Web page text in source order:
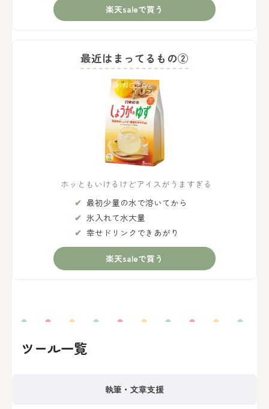
楽天saleで買う
最近はまってるもの②
ホッともいけるけどアイスがうますぎる
最初少量の水で溶いてから
氷入れて水大量
幸せドリンクできあがり
楽天saleで買う
ツール一覧
執筆・文章支援